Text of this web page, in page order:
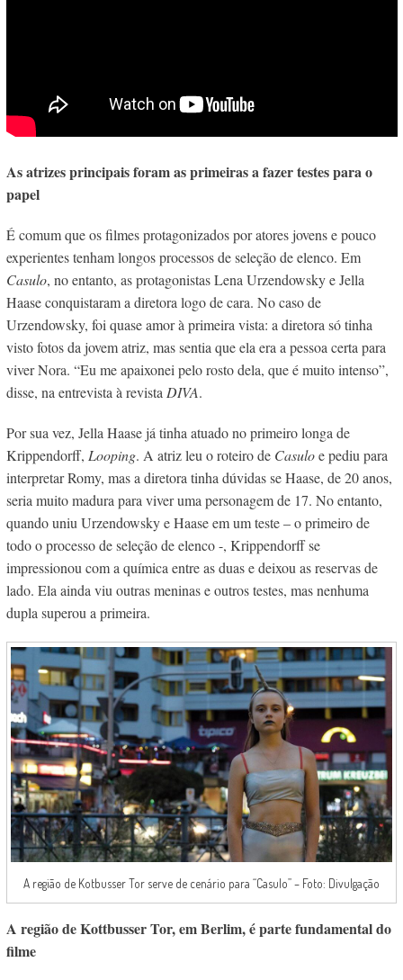
As atrizes principais foram as primeiras a fazer testes para o
papel
É comum que os filmes protagonizados por atores jovens e pouco
experientes tenham longos processos de seleção de elenco. Em
Casulo, no entanto, as protagonistas Lena Urzendowsky e Jella
Haase conquistaram a diretora logo de cara. No caso de
Urzendowsky, foi quase amor à primeira vista: a diretora só tinha
visto fotos da jovem atriz, mas sentia que ela era a pessoa certa para
viver Nora. “Eu me apaixonei pelo rosto dela, que é muito intenso”,
disse, na entrevista à revista DIVA.
Por sua vez, Jella Haase já tinha atuado no primeiro longa de
Krippendorff, Looping. A atriz leu o roteiro de Casuloe pediu para
interpretar Romy, mas a diretora tinha dúvidas se Haase, de 20 anos,
seria muito madura para viver uma personagem de 17. No entanto,
quando uniu Urzendowsky e Haase em um teste – o primeiro de
todo o processo de seleção de elenco -, Krippendorff se
impressionou com a química entre as duas e deixou as reservas de
lado. Ela ainda viu outras meninas e outros testes, mas nenhuma
dupla superou a primeira.
A região de Kotbusser Tor serve de cenário para “Casulo” – Foto: Divulgação
A região de Kottbusser Tor, em Berlim, é parte fundamental do
filme